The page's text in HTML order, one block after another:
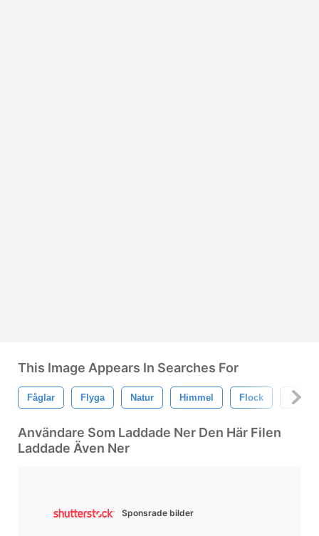
This Image Appears In Searches For
Fåglar Flyga Natur Himmel Flock Djur-
Användare Som Laddade Ner Den Här Filen
Laddade Även Ner
Sponsrade bilder